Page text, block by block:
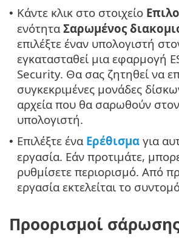
• Κάντε κλικ στο στοιχείο
ενότηταΣαρωμένος
επιλέξτε έναν υπολογιστή
εγκατασταθεί μια εφαρμογή
Security. Θα σας ζητηθεί να
συγκεκριμένες μονάδες
αρχεία που θα σαρωθούν
υπολογιστή.
• Επιλέξτε ένα Ερέθισμα για
εργασία. Εάν προτιμάτε,
ρυθμίσετε περιορισμό. Από
εργασία εκτελείται το
Προορισμοί